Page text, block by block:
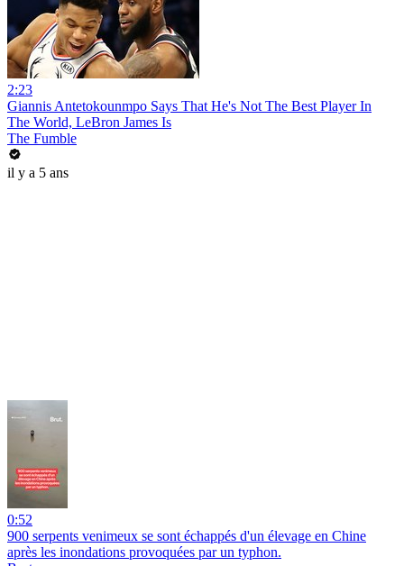
2:23
Giannis Antetokounmpo Says That He's Not The Best Player In
The World, LeBron James Is
The Fumble
il y a 5 ans
0:52
900 serpents venimeux se sont échappés d'un élevage en Chine
après les inondations provoquées par un typhon.